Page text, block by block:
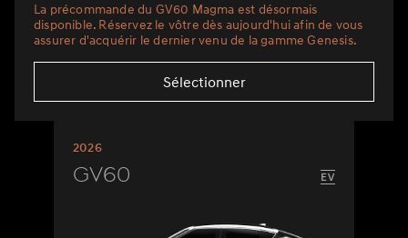
La précommande du GV60 Magma est désormais
disponible. Réservez le vôtre dès aujourd'hui afin de vous
assurer d'acquérir le dernier venu de la gamme Genesis.
Sélectionner
2026
GV60